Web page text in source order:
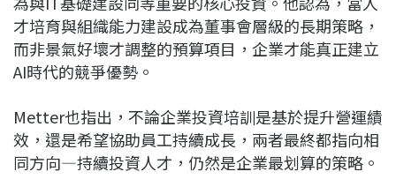
才培育與組織能力建設成為董事會層級的長期策略，
而非景氣好壞才調整的預算項目，企業才能真正建立
AI時代的競爭優勢。
Metter也指出，不論企業投資培訓是基於提升營運績
效，還是希望協助員工持續成長，兩者最終都指向相
同方向—持續投資人才，仍然是企業最划算的策略。